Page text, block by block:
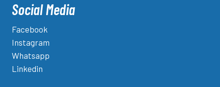
Social Media
Facebook
Instagram
Whatsapp
Linkedin